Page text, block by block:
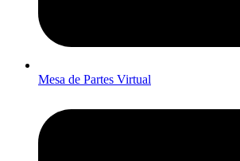
Mesa de Partes Virtual